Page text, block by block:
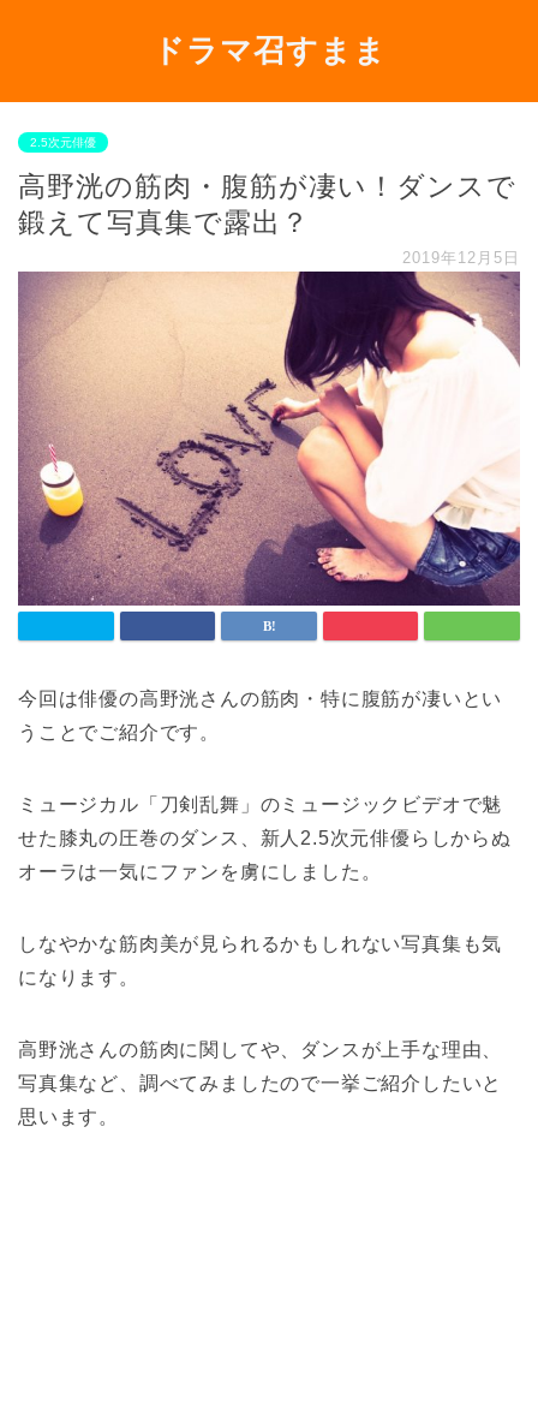
ドラマ召すまま
2.5次元俳優
高野洸の筋肉・腹筋が凄い！ダンスで
鍛えて写真集で露出？
2019年12月5日
今回は俳優の高野洸さんの筋肉・特に腹筋が凄いとい
うことでご紹介です。
ミュージカル「刀剣乱舞」のミュージックビデオで魅
せた膝丸の圧巻のダンス、新人2.5次元俳優らしからぬ
オーラは一気にファンを虜にしました。
しなやかな筋肉美が見られるかもしれない写真集も気
になります。
高野洸さんの筋肉に関してや、ダンスが上手な理由、
写真集など、調べてみましたので一挙ご紹介したいと
思います。